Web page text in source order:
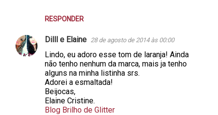
i
RESPONDER
Dilll e Elaine 28 de agosto de 2014 às 00:00
Lindo, eu adoro esse tom de laranja! Ainda
não tenho nenhum da marca, mais ja tenho
alguns na minha listinha srs.
Adorei a esmaltada!
Beijocas,
Elaine Cristine.
Blog Brilho de Glitter